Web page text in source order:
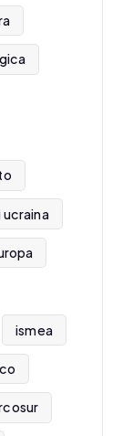
ucraina
ismea